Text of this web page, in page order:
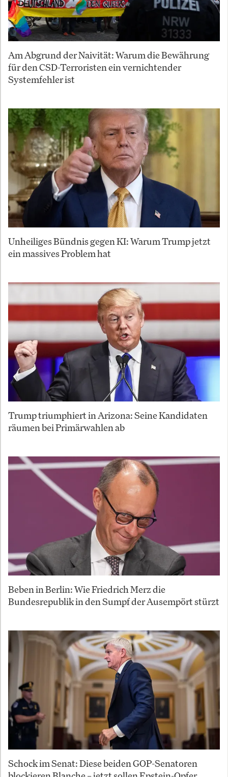
Am Abgrund der Naivität: Warum die Bewährung
für den CSD-Terroristen ein vernichtender
Systemfehler ist
Unheiliges Bündnis gegen KI: Warum Trump jetzt
ein massives Problem hat
Trump triumphiert in Arizona: Seine Kandidaten
räumen bei Primärwahlen ab
Beben in Berlin: Wie Friedrich Merz die
Bundesrepublik in den Sumpf der Ausempört stürzt
Schock im Senat: Diese beiden GOP-Senatoren